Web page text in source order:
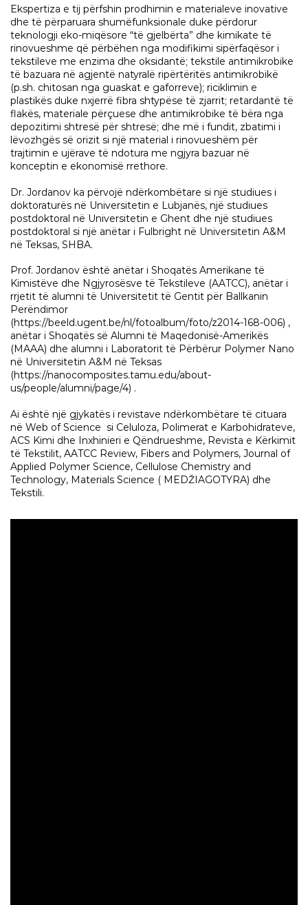
Ekspertiza e tij përfshin prodhimin e materialeve inovative
dhe të përparuara shumëfunksionale duke përdorur
teknologji eko-miqësore “të gjelbërta” dhe kimikate të
rinovueshme që përbëhen nga modifikimi sipërfaqësor i
tekstileve me enzima dhe oksidantë; tekstile antimikrobike
të bazuara në agjentë natyralë ripërtëritës antimikrobikë
(p.sh. chitosan nga guaskat e gaforreve); riciklimin e
plastikës duke nxjerrë fibra shtypëse të zjarrit; retardantë të
flakës, materiale përçuese dhe antimikrobike të bëra nga
depozitimi shtresë për shtresë; dhe më i fundit, zbatimi i
lëvozhgës së orizit si një material i rinovueshëm për
trajtimin e ujërave të ndotura me ngjyra bazuar në
konceptin e ekonomisë rrethore.
Dr. Jordanov ka përvojë ndërkombëtare si një studiues i
doktoraturës në Universitetin e Lubjanës, një studiues
postdoktoral në Universitetin e Ghent dhe një studiues
postdoktoral si një anëtar i Fulbright në Universitetin A&M
në Teksas, SHBA.
Prof. Jordanov është anëtar i Shoqatës Amerikane të
Kimistëve dhe Ngjyrosësve të Tekstileve (AATCC), anëtar i
rrjetit të alumni të Universitetit të Gentit për Ballkanin
Perëndimor
(https://beeld.ugent.be/nl/fotoalbum/foto/z2014-168-006) ,
anëtar i Shoqatës së Alumni të Maqedonisë-Amerikës
(MAAA) dhe alumni i Laboratorit të Përbërur Polymer Nano
në Universitetin A&M në Teksas
(https://nanocomposites.tamu.edu/about-
us/people/alumni/page/4) .
Ai është një gjykatës i revistave ndërkombëtare të cituara
në Web of Science si Celuloza, Polimerat e Karbohidrateve,
ACS Kimi dhe Inxhinieri e Qëndrueshme, Revista e Kërkimit
të Tekstilit, AATCC Review, Fibers and Polymers, Journal of
Applied Polymer Science, Cellulose Chemistry and
Technology, Materials Science ( MEDŽIAGOTYRA) dhe
Tekstili.